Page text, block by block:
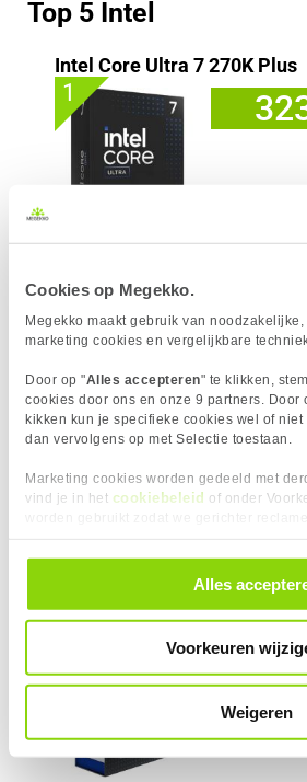
Cookies op Megekko.
Megekko maakt gebruik van
marketing cookies en vergelijkbare
Door op "Alles accepteren" te klikken,
cookies door ons en onze 9 partners. Door
kikken kun je specifieke cookies wel of
dan vervolgens op met Selectie toestaan.
Marketing cookies worden gedeeld met
vind je in het cookiebeleid of onder
alle cookies. Je kunt je gegeven
door in de footer van onze website te
Alles
Voorkeuren
Weigeren
Top 5 Intel
Intel Core Ultra 7 270K Plus
1
Uit eigen voorraad leverbaar. Levertijd:1
Processorgeneratie
Processor Serie
Intel Core
Socket
1851
Processor Snelheid
3.70 GHz
AI Ready
Inclusief koeler
Intel Core Ultra 9 285K